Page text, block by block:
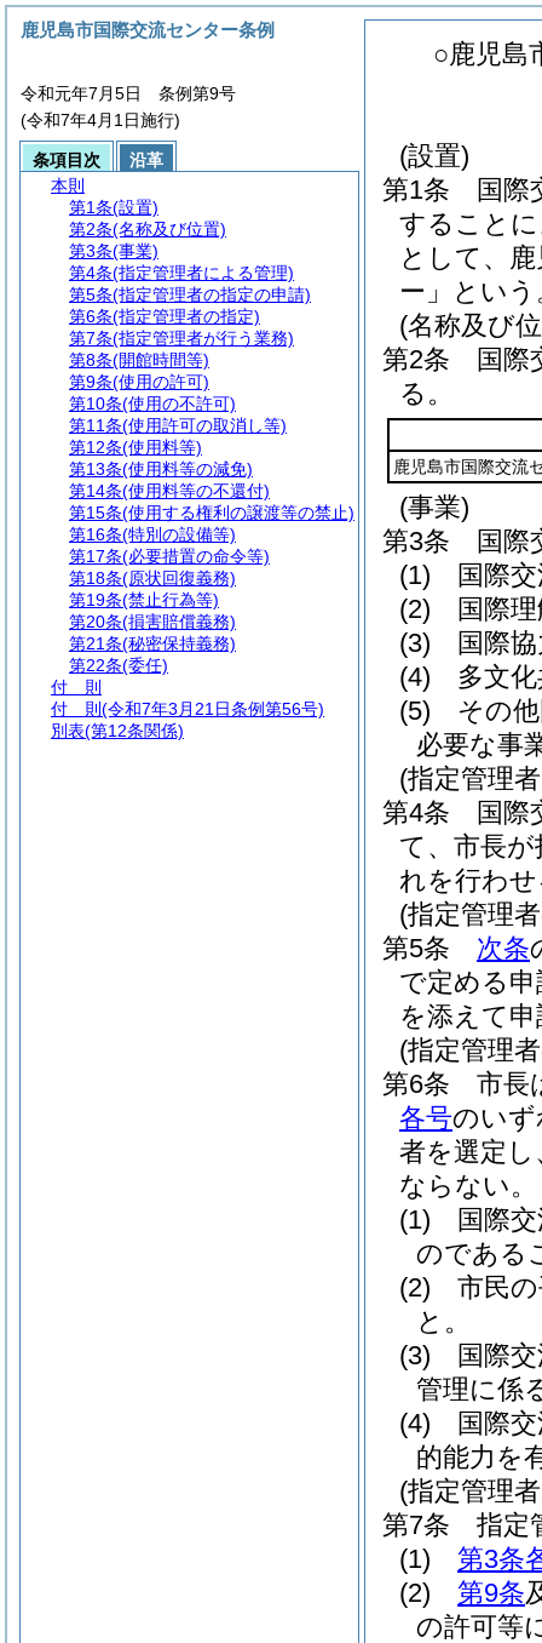
○鹿児島
(設置)
第1条
国際
すること
として、
ー」という
(名称及び
第2条
国際
る。
鹿児島市国際交流
(事業)
第3条
国際
(1)
国際
(2)
国際
(3)
国際
(4)
多文
(5)
その
必要な事
(指定管理
第4条
国際
て、市長
れを行わ
(指定管理
第5条
次条
で定める
を添えて
(指定管理
第6条
市長
各号のいず
者を選定
ならない。
(1)
国際
のである
(2)
市民
と。
(3)
国際
管理に係
(4)
国際
的能力を
(指定管理
第7条
指定
(1)
第3条
(2)
第9条
の許可等
鹿児島市国際交流センター条例
令和元年7月5日 条例第9号
(令和7年4月1日施行)
条項目次
沿革
本則
第1条(設置)
第2条(名称及び位置)
第3条(事業)
第4条(指定管理者による管理)
第5条(指定管理者の指定の申請)
第6条(指定管理者の指定)
第7条(指定管理者が行う業務)
第8条(開館時間等)
第9条(使用の許可)
第10条(使用の不許可)
第11条(使用許可の取消し等)
第12条(使用料等)
第13条(使用料等の減免)
第14条(使用料等の不還付)
第15条(使用する権利の譲渡等の禁止)
第16条(特別の設備等)
第17条(必要措置の命令等)
第18条(原状回復義務)
第19条(禁止行為等)
第20条(損害賠償義務)
第21条(秘密保持義務)
第22条(委任)
付 則
付 則 (令和7年3月21日条例第56号)
別表(第12条関係)